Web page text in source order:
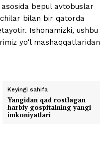
asosida bepul avtobuslar
bilan bir qatorda
Ishonamizki, ushbu
yo‘l mashaqqatlaridan
Keyingi sahifa
Yangidan qad rostlagan
harbiy gospitalning yangi
imkoniyatlari